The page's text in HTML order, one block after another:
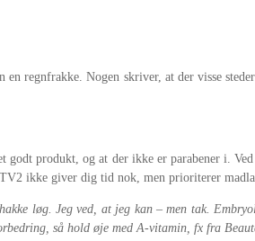
en regnfrakke. Nogen skriver, at der visse
godt produkt, og at der ikke er parabener i.
ikke giver dig tid nok, men prioriterer
løg. Jeg ved, at jeg kan – men tak.
så hold øje med A-vitamin, fx fra